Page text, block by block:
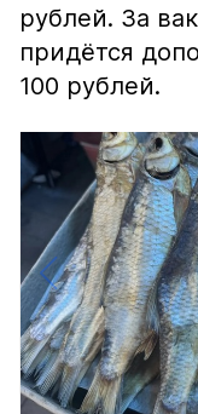
рублей. За
придётся
100 рублей.